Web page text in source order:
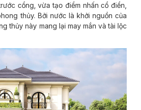
cổng, vừa tạo điểm nhấn cổ điển,
thủy. Bởi nước là khởi nguồn của
thủy này mang lại may mắn và tài lộc